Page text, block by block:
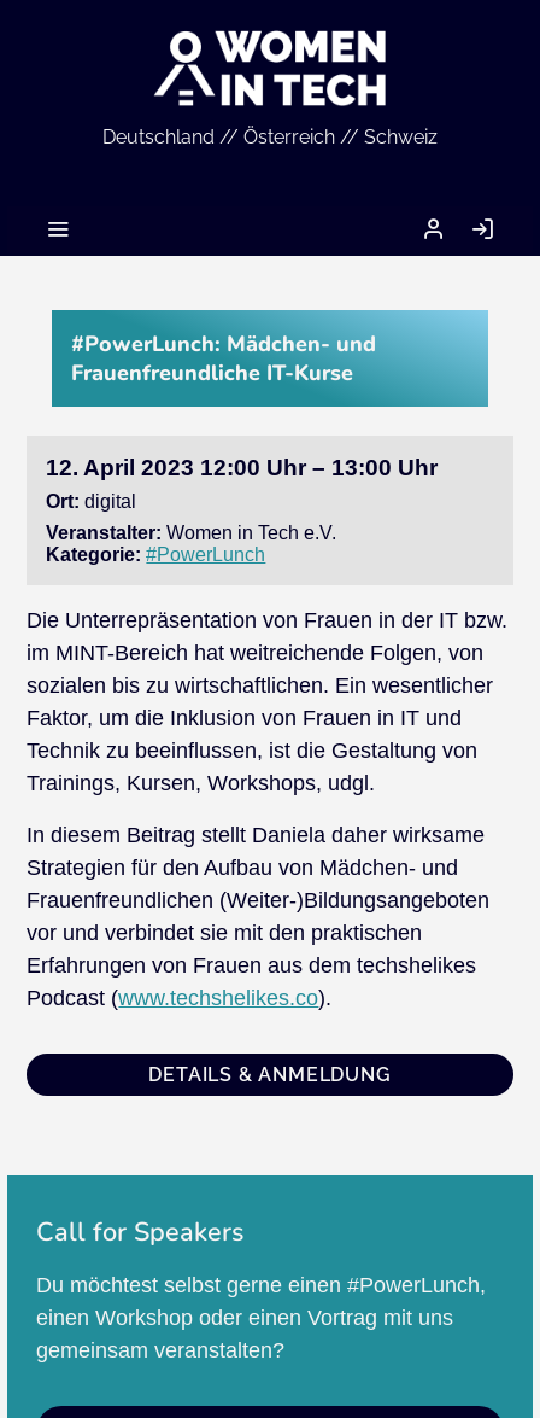
Deutschland // Österreich // Schweiz
MEIN
ACCOUNT
#PowerLunch: Mädchen- und
Frauenfreundliche IT-Kurse
12. April 2023 12:00 Uhr – 13:00 Uhr
Ort: digital
Veranstalter: Women in Tech e.V.
Kategorie: #PowerLunch
Die Unterrepräsentation von Frauen in der IT bzw.
im MINT-Bereich hat weitreichende Folgen, von
sozialen bis zu wirtschaftlichen. Ein wesentlicher
Faktor, um die Inklusion von Frauen in IT und
Technik zu beeinflussen, ist die Gestaltung von
Trainings, Kursen, Workshops, udgl.
In diesem Beitrag stellt Daniela daher wirksame
Strategien für den Aufbau von Mädchen- und
Frauenfreundlichen (Weiter-)Bildungsangeboten
vor und verbindet sie mit den praktischen
Erfahrungen von Frauen aus dem techshelikes
Podcast (www.techshelikes.co).
DETAILS & ANMELDUNG
Call for Speakers
Du möchtest selbst gerne einen #PowerLunch,
einen Workshop oder einen Vortrag mit uns
gemeinsam veranstalten?